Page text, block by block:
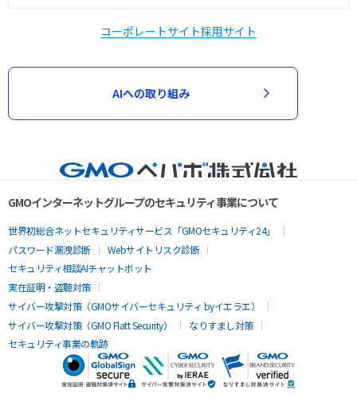
コーポレートサイト採用サイト
AIへの取り組み
GMOインターネットグループのセキュリティ事業について
世界初総合ネットセキュリティサービス「GMOセキュリティ24」
パスワード漏洩診断
Webサイトリスク診断
セキュリティ相談AIチャットボット
実在証明・盗聴対策
サイバー攻撃対策（GMOサイバーセキュリティ byイエラエ）
サイバー攻撃対策（GMO Flatt Security）
なりすまし対策
セキュリティ事業の軌跡